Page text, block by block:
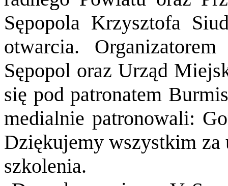
Sępopola Krzysztofa
otwarcia.
Sępopol oraz Urząd
się pod patronatem
medialnie patronowali:
Dziękujemy wszystkim za
szkolenia.